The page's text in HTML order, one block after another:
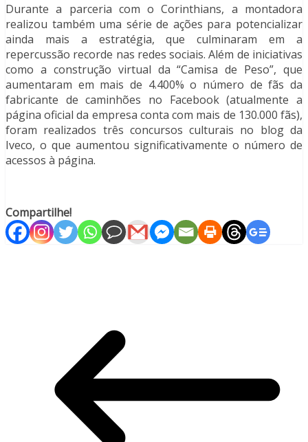
Durante a parceria com o Corinthians, a montadora
realizou também uma série de ações para potencializar
ainda mais a estratégia, que culminaram em a
repercussão recorde nas redes sociais. Além de iniciativas
como a construção virtual da “Camisa de Peso”, que
aumentaram em mais de 4.400% o número de fãs da
fabricante de caminhões no Facebook (atualmente a
página oficial da empresa conta com mais de 130.000 fãs),
foram realizados três concursos culturais no blog da
Iveco, o que aumentou significativamente o número de
acessos à página.
Compartilhe!